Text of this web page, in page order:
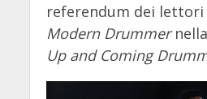
referendum dei
Modern Drummer
Up and Coming